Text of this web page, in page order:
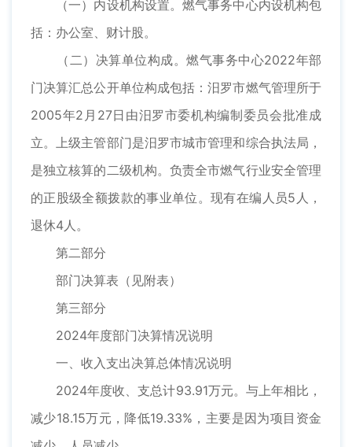
（一）内设机构设置。燃气事务中心内设机构包
括：办公室、财计股。
（二）决算单位构成。燃气事务中心2022年部
门决算汇总公开单位构成包括：汨罗市燃气管理所于
2005年2月27日由汨罗市委机构编制委员会批准成
立。上级主管部门是汨罗市城市管理和综合执法局，
是独立核算的二级机构。负责全市燃气行业安全管理
的正股级全额拨款的事业单位。现有在编人员5人，
退休4人。
第二部分
部门决算表（见附表）
第三部分
2024年度部门决算情况说明
一、收入支出决算总体情况说明
2024年度收、支总计93.91万元。与上年相比，
减少18.15万元，降低19.33%，主要是因为项目资金